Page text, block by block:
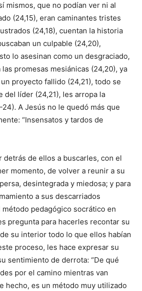
mismos, que no podían ver ni al
(24,15), eran caminantes tristes
(24,18), cuentan la historia
un culpable (24,20),
lo asesinan como un desgraciado,
promesas mesiánicas (24,20), ya
proyecto fallido (24,21), todo se
del líder (24,21), les arropa la
A Jesús no le quedó más que
“Insensatos y tardos de
detrás de ellos a buscarles, con el
momento, de volver a reunir a su
desintegrada y miedosa; y para
a sus descarriados
pedagógico socrático en
pregunta para hacerles recontar su
su interior todo lo que ellos habían
proceso, les hace expresar su
sentimiento de derrota: “De qué
por el camino mientras van
hecho, es un método muy utilizado